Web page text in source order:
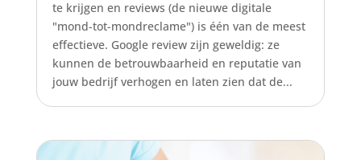
te krijgen en reviews (de nieuwe digitale
"mond-tot-mondreclame") is één van de meest
effectieve. Google review zijn geweldig: ze
kunnen de betrouwbaarheid en reputatie van
jouw bedrijf verhogen en laten zien dat de...